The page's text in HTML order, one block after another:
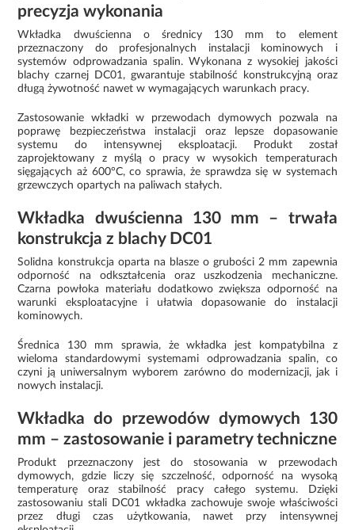
precyzja wykonania
Wkładka dwuścienna o średnicy 130 mm to element
przeznaczony do profesjonalnych instalacji kominowych i
systemów odprowadzania spalin. Wykonana z wysokiej jakości
blachy czarnej DC01, gwarantuje stabilność konstrukcyjną oraz
długą żywotność nawet w wymagających warunkach pracy.
Zastosowanie wkładki w przewodach dymowych pozwala na
poprawę bezpieczeństwa instalacji oraz lepsze dopasowanie
systemu do intensywnej eksploatacji. Produkt został
zaprojektowany z myślą o pracy w wysokich temperaturach
sięgających aż 600°C, co sprawia, że sprawdza się w systemach
grzewczych opartych na paliwach stałych.
Wkładka dwuścienna 130 mm – trwała
konstrukcja z blachy DC01
Solidna konstrukcja oparta na blasze o grubości 2 mm zapewnia
odporność na odkształcenia oraz uszkodzenia mechaniczne.
Czarna powłoka materiału dodatkowo zwiększa odporność na
warunki eksploatacyjne i ułatwia dopasowanie do instalacji
kominowych.
Średnica 130 mm sprawia, że wkładka jest kompatybilna z
wieloma standardowymi systemami odprowadzania spalin, co
czyni ją uniwersalnym wyborem zarówno do modernizacji, jak i
nowych instalacji.
Wkładka do przewodów dymowych 130
mm – zastosowanie i parametry techniczne
Produkt przeznaczony jest do stosowania w przewodach
dymowych, gdzie liczy się szczelność, odporność na wysoką
temperaturę oraz stabilność pracy całego systemu. Dzięki
zastosowaniu stali DC01 wkładka zachowuje swoje właściwości
przez długi czas użytkowania, nawet przy intensywnej